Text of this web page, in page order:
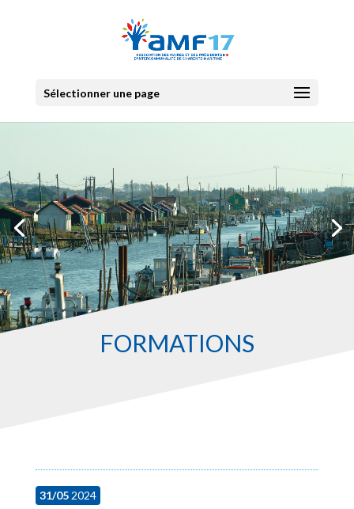
Sélectionner une page
FORMATIONS
31/052024